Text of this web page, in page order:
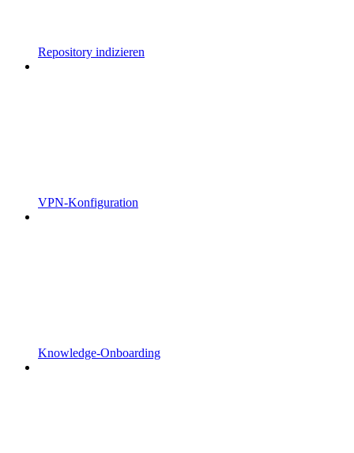
Repository indizieren
VPN-Konfiguration
Knowledge-Onboarding